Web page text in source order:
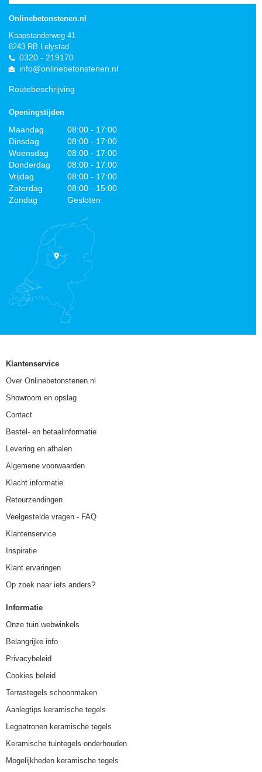
Onlinebetonstenen.nl
Kaapstanderweg 41
8243 RB Lelystad
0320 - 219170
info@onlinebetonstenen.nl
Routebeschrijving
Openingstijden
Maandag
08:00 - 17:00
Dinsdag
08:00 - 17:00
Woensdag
08:00 - 17:00
Donderdag
08:00 - 17:00
Vrijdag
08:00 - 17:00
Zaterdag
08:00 - 15:00
Zondag
Gesloten
Klantenservice
Over Onlinebetonstenen.nl
Showroom en opslag
Contact
Bestel- en betaalinformatie
Levering en afhalen
Algemene voorwaarden
Klacht informatie
Retourzendingen
Veelgestelde vragen - FAQ
Klantenservice
Inspiratie
Klant ervaringen
Op zoek naar iets anders?
Informatie
Onze tuin webwinkels
Belangrijke info
Privacybeleid
Cookies beleid
Terrastegels schoonmaken
Aanlegtips keramische tegels
Legpatronen keramische tegels
Keramische tuintegels onderhouden
Mogelijkheden keramische tegels